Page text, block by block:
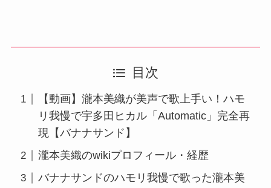
目次
【動画】瀧本美織が美声で歌上手い！ハモ
リ我慢で宇多田ヒカル「Automatic」完全再
現【バナナサンド】
瀧本美織のwikiプロフィール・経歴
バナナサンドのハモリ我慢で歌った瀧本美